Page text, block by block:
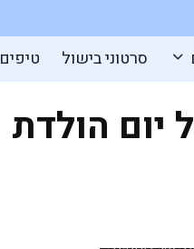
סרטוני בישול טיפים
יום הולדת